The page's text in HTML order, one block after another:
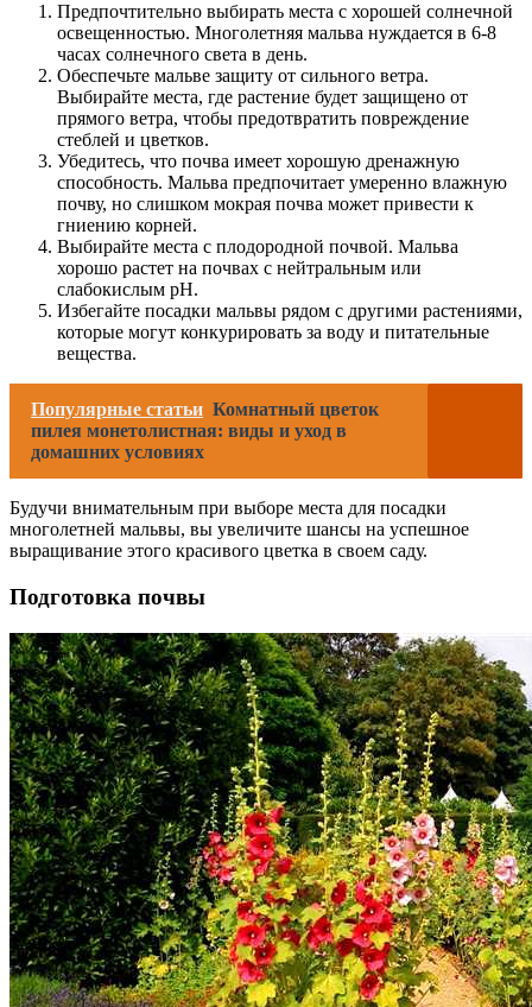
Предпочтительно выбирать места с хорошей солнечной
освещенностью. Многолетняя мальва нуждается в 6-8
часах солнечного света в день.
Обеспечьте мальве защиту от сильного ветра.
Выбирайте места, где растение будет защищено от
прямого ветра, чтобы предотвратить повреждение
стеблей и цветков.
Убедитесь, что почва имеет хорошую дренажную
способность. Мальва предпочитает умеренно влажную
почву, но слишком мокрая почва может привести к
гниению корней.
Выбирайте места с плодородной почвой. Мальва
хорошо растет на почвах с нейтральным или
слабокислым pH.
Избегайте посадки мальвы рядом с другими растениями,
которые могут конкурировать за воду и питательные
вещества.
Популярные статьи Комнатный цветок
пилея монетолистная: виды и уход в
домашних условиях
Будучи внимательным при выборе места для посадки
многолетней мальвы, вы увеличите шансы на успешное
выращивание этого красивого цветка в своем саду.
Подготовка почвы